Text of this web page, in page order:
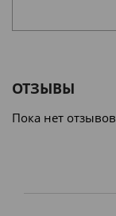
ОТЗЫВЫ
Пока нет отзывов